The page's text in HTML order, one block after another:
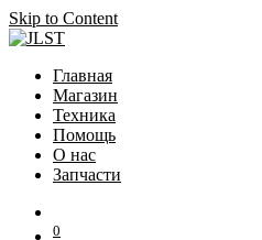
Skip to Content
Главная
Магазин
Техника
Помощь
О нас
Запчасти
0